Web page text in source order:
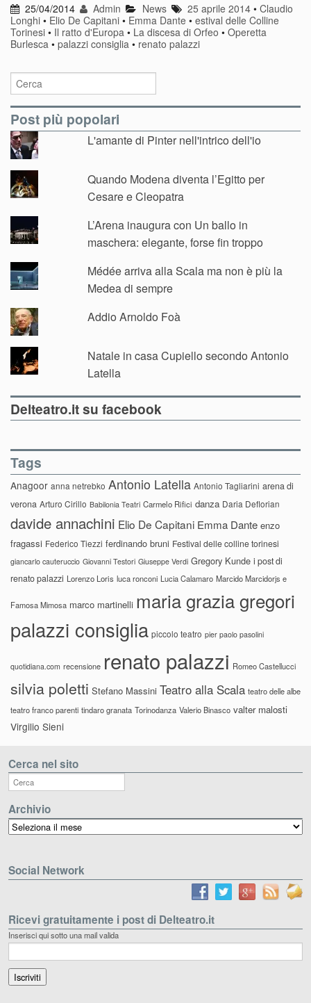
25/04/2014 Admin News 25 aprile 2014• Claudio
Longhi • Elio De Capitani • Emma Dante • estival delle Colline
Torinesi • Il ratto d'Europa • La discesa di Orfeo • Operetta
Burlesca • palazzi consiglia • renato palazzi
Post più popolari
L'amante di Pinter nell'intrico dell'io
Quando Modena diventa l’Egitto per
Cesare e Cleopatra
L’Arena inaugura con Un ballo in
maschera: elegante, forse fin troppo
Médée arriva alla Scala ma non è più la
Medea di sempre
Addio Arnoldo Foà
Natale in casa Cupiello secondo Antonio
Latella
Delteatro.it su facebook
Tags
Anagoor anna netrebko Antonio Latella Antonio Tagliarini arena di
verona Arturo Cirillo Babilonia Teatri Carmelo Rifici danza Daria Deflorian
davide annachini Elio De Capitani Emma Dante enzo
fragassi Federico Tiezzi ferdinando bruni Festival delle colline torinesi
giancarlo cauteruccio Giovanni Testori Giuseppe Verdi Gregory Kunde i post di
renato palazzi Lorenzo Loris luca ronconi Lucia Calamaro Marcido Marcidorjs e
Famosa Mimosa marco martinelli maria grazia gregori
palazzi consiglia piccolo teatro pier paolo pasolini
quotidiana.com recensione renato palazzi Romeo Castellucci
silvia poletti Stefano Massini Teatro alla Scala teatro delle albe
teatro franco parenti tindaro granata Torinodanza Valerio Binasco valter malosti
Virgilio Sieni
Cerca nel sito
Archivio
Archivio
Social Network
Ricevi gratuitamente i post di Delteatro.it
Inserisci qui sotto una mail valida